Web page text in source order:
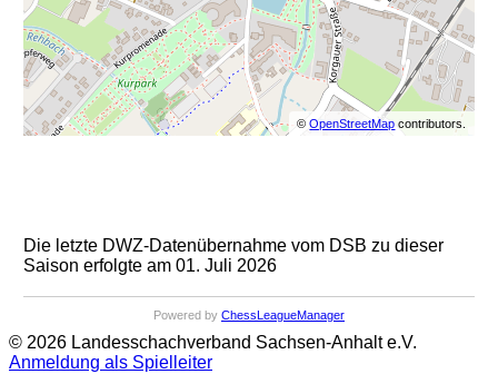
©OpenStreetMap contributors.
Die letzte DWZ-Datenübernahme vom DSB zu dieser
Saison erfolgte am 01. Juli 2026
Powered by ChessLeagueManager
© 2026 Landesschachverband Sachsen-Anhalt e.V.
Anmeldung als Spielleiter